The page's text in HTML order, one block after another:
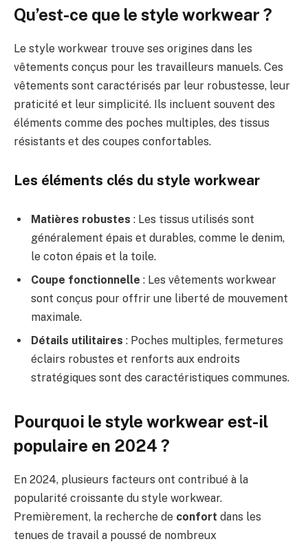
Qu’est-ce que le style workwear ?
Le style workwear trouve ses origines dans les
vêtements conçus pour les travailleurs manuels. Ces
vêtements sont caractérisés par leur robustesse, leur
praticité et leur simplicité. Ils incluent souvent des
éléments comme des poches multiples, des tissus
résistants et des coupes confortables.
Les éléments clés du style workwear
Matières robustes : Les tissus utilisés sont
généralement épais et durables, comme le denim,
le coton épais et la toile.
Coupe fonctionnelle : Les vêtements workwear
sont conçus pour offrir une liberté de mouvement
maximale.
Détails utilitaires : Poches multiples, fermetures
éclairs robustes et renforts aux endroits
stratégiques sont des caractéristiques communes.
Pourquoi le style workwear est-il
populaire en 2024 ?
En 2024, plusieurs facteurs ont contribué à la
popularité croissante du style workwear.
Premièrement, la recherche de confort dans les
tenues de travail a poussé de nombreux